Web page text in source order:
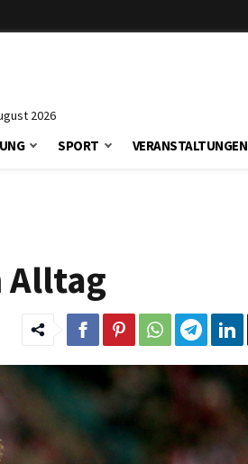
2026
SPORT VERANSTALTUNGEN
Alltag